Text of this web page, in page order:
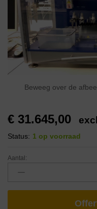
Beweeg over de
€ 31.645,00
Status: 1 op voorraad
Aantal: